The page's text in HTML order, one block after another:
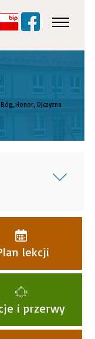
Bóg, Honor, Ojczyzna
lekcji
i przerwy